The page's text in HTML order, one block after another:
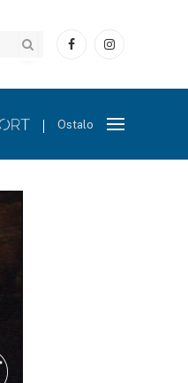
FacebookInstagram
Ostalo